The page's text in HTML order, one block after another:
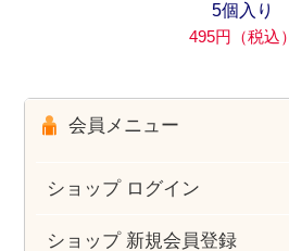
5個入り
495円（税込）
会員メニュー
ショップ ログイン
ショップ 新規会員登録